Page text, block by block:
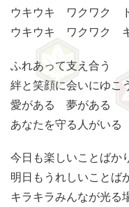
ウキウキ ワクワク
ウキウキ ワクワク
ふれあって支え合う
絆と笑顔に会いにゆこ
愛がある 夢がある
あなたを守る人がいる
今日も楽しいことばか
明日もうれしいことば
キラキラみんなが光る